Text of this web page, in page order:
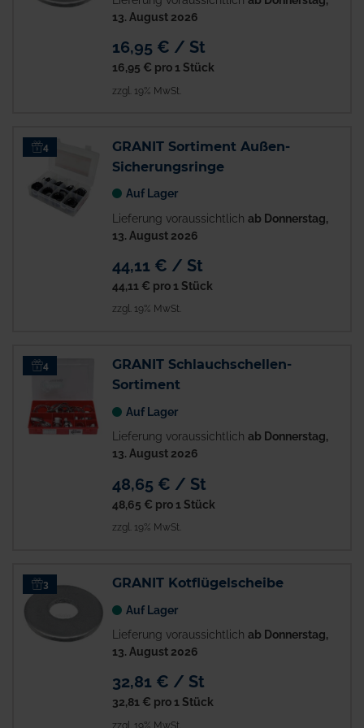
13. August 2026
16,95 € / St
16,95 € pro 1 Stück
zzgl. 19% MwSt.
4
GRANIT Sortiment Außen-
Sicherungsringe
Auf Lager
Lieferung voraussichtlich ab Donnerstag,
13. August 2026
44,11 € / St
44,11 € pro 1 Stück
zzgl. 19% MwSt.
4
GRANIT Schlauchschellen-
Sortiment
Auf Lager
Lieferung voraussichtlich ab Donnerstag,
13. August 2026
48,65 € / St
48,65 € pro 1 Stück
zzgl. 19% MwSt.
3 GRANIT Kotflügelscheibe
Auf Lager
Lieferung voraussichtlich ab Donnerstag,
13. August 2026
32,81 € / St
32,81 € pro 1 Stück
zzgl. 19% MwSt.